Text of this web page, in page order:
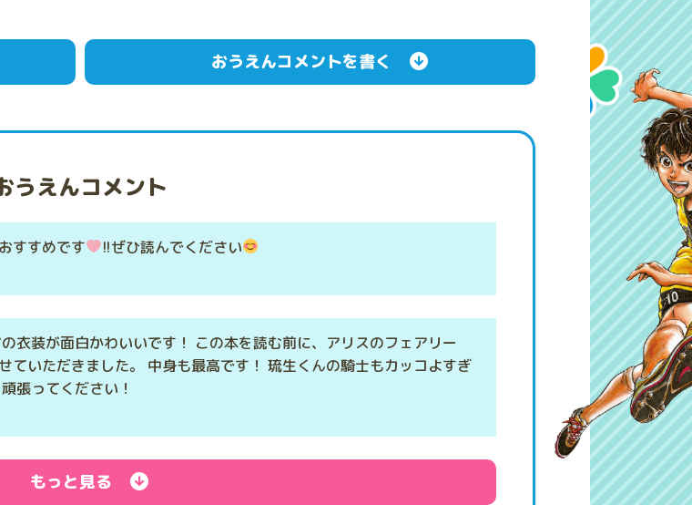
おうえんコメントを書く
うえんコメント
すすめです
!!ぜひ読んでください
衣装が面白かわいいです！ この本を読む前に、アリスのフェアリー
ていただきました。 中身も最高です！ 琉生くんの騎士もカッコよすぎ
張ってください！
もっと見る